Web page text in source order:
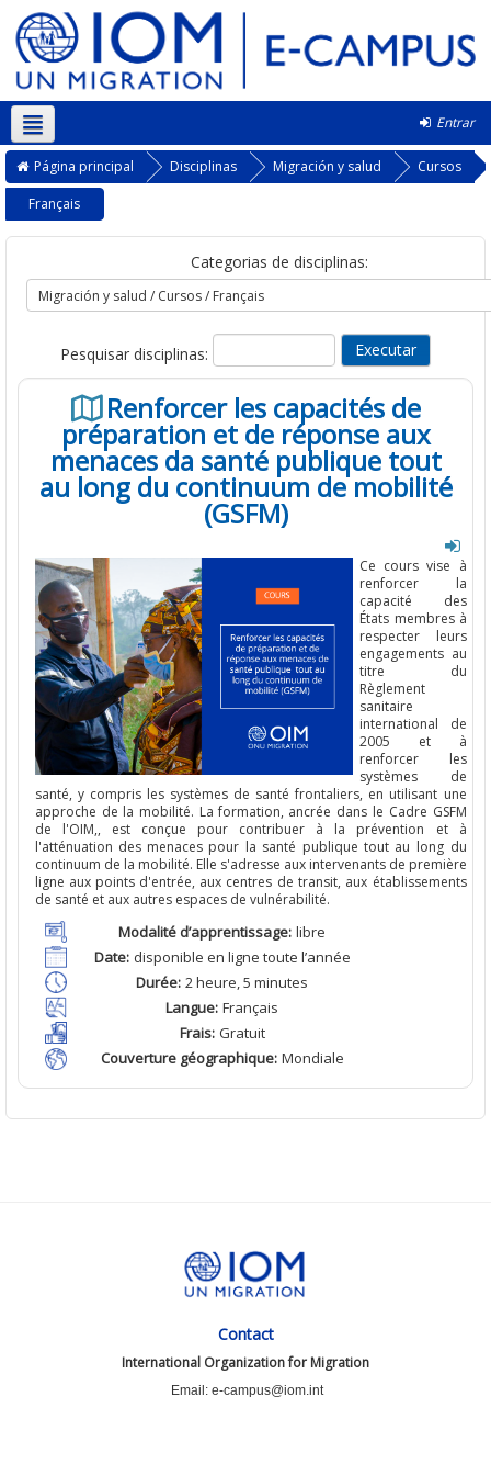
Entrar
Português - Portugal ‎(pt)‎
Página principal Disciplinas Migración y salud
Cursos
Français
Categorias de disciplinas:
Pesquisar disciplinas:
Renforcer les capacités de
préparation et de réponse aux
menaces da santé publique tout
au long du continuum de mobilité
(GSFM)
Ce cours vise à
renforcer la
capacité des
États membres à
respecter
leurs
engagements au
titre du
Règlement
sanitaire
international de
2005 et à
renforcer les
systèmes de
santé, y compris les systèmes de santé frontaliers, en utilisant une
approche de la mobilité. Laformation, ancrée dans le Cadre GSFM
de l'OIM,, est conçue pour contribuer à la prévention et à
l'atténuation des menaces pour la santé publique tout au long du
continuum de la mobilité. Elle s'adresse aux intervenants de première
ligne aux points d'entrée, aux centres de transit, aux établissements
de santé et aux autres espaces de vulnérabilité.
Modalité d’apprentissage: libre
Date: disponible en ligne toute l’année
Durée: 2heure,5 minutes
Langue: Français
Frais: Gratuit
Couverture géographique: Mondiale
Contact
International Organization for Migration
Email: e-campus@iom.int